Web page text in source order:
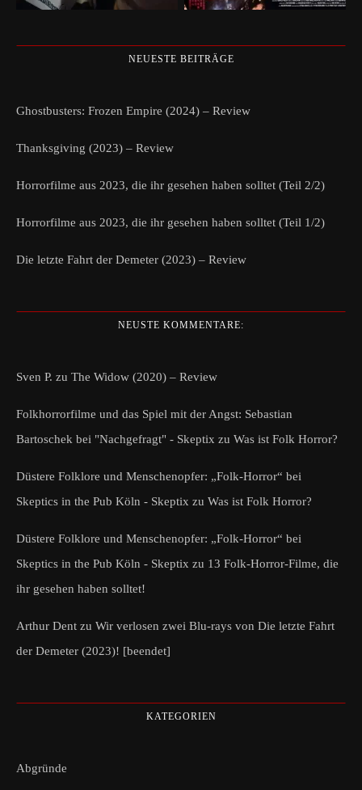
NEUESTE BEITRÄGE
Ghostbusters: Frozen Empire (2024) – Review
Thanksgiving (2023) – Review
Horrorfilme aus 2023, die ihr gesehen haben solltet (Teil 2/2)
Horrorfilme aus 2023, die ihr gesehen haben solltet (Teil 1/2)
Die letzte Fahrt der Demeter (2023) – Review
NEUSTE KOMMENTARE:
Sven P. zu The Widow (2020) – Review
Folkhorrorfilme und das Spiel mit der Angst: Sebastian
Bartoschek bei "Nachgefragt" - Skeptix zu Was ist Folk Horror?
Düstere Folklore und Menschenopfer: „Folk-Horror“ bei
Skeptics in the Pub Köln - Skeptix zu Was ist Folk Horror?
Düstere Folklore und Menschenopfer: „Folk-Horror“ bei
Skeptics in the Pub Köln - Skeptix zu 13 Folk-Horror-Filme, die
ihr gesehen haben solltet!
Arthur Dent zu Wir verlosen zwei Blu-rays von Die letzte Fahrt
der Demeter (2023)! [beendet]
KATEGORIEN
Abgründe